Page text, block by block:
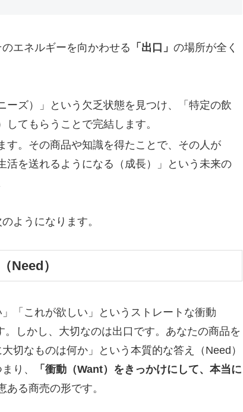
エネルギーを向かわせる 「出口」 の場所が全く
ーズ）」という欠乏状態を見つけ、「特定の飲
てもらうことで完結します。
す。その商品や知識を得たことで、その人が
活を送れるようになる（成長）」という未来の
ようになります。
Need）
「これが欲しい」というストレートな衝動
。しかし、大切なのは出口です。あなたの商品を
切なものは何か」という本質的な答え（Need）
り、
「衝動（Want）をきっかけにして、本当に
ある商売の形です。